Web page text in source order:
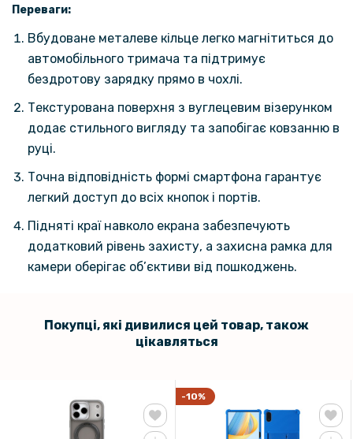
399 грн
Чохол - накладка Acryl Cooling Armor для ZTE nubia Z80 Ultra з
магнітною пластиною, Black
212 грн
249 грн
231 грн
289 грн
Чохол CODE Tactile Experience для ZTE nubia Z80 Ultra із захистом
на камеру
Переваги:
Вбудоване металеве кільце легко магнітиться до
автомобільного тримача та підтримує
бездротову зарядку прямо в чохлі.
Текстурована поверхня з вуглецевим візерунком
додає стильного вигляду та запобігає ковзанню в
руці.
Точна відповідність формі смартфона гарантує
легкий доступ до всіх кнопок і портів.
Підняті краї навколо екрана забезпечують
додатковий рівень захисту, а захисна рамка для
камери оберігає об’єктиви від пошкоджень.
Покупці, які дивилися цей товар, також
цікавляться
-10%